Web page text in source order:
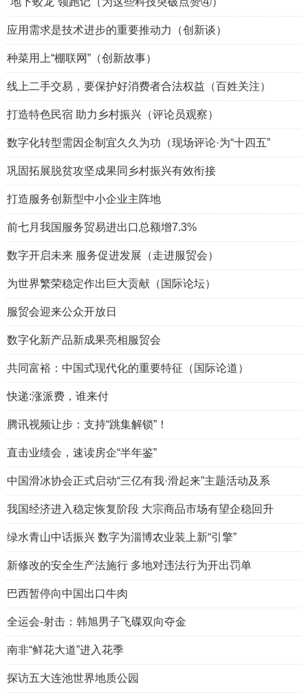
应用需求是技术进步的重要推动力（创新谈）
种菜用上“棚联网”（创新故事）
线上二手交易，要保护好消费者合法权益（百姓关注）
打造特色民宿 助力乡村振兴（评论员观察）
数字化转型需因企制宜久久为功（现场评论·为“十四五”
巩固拓展脱贫攻坚成果同乡村振兴有效衔接
打造服务创新型中小企业主阵地
前七月我国服务贸易进出口总额增7.3%
数字开启未来 服务促进发展（走进服贸会）
为世界繁荣稳定作出巨大贡献（国际论坛）
服贸会迎来公众开放日
数字化新产品新成果亮相服贸会
共同富裕：中国式现代化的重要特征（国际论道）
快递:涨派费，谁来付
腾讯视频让步：支持“跳集解锁”！
直击业绩会，速读房企“半年鉴”
中国滑冰协会正式启动“三亿有我·滑起来”主题活动及系
我国经济进入稳定恢复阶段 大宗商品市场有望企稳回升
绿水青山中话振兴 数字为淄博农业装上新“引擎”
新修改的安全生产法施行 多地对违法行为开出罚单
巴西暂停向中国出口牛肉
全运会-射击：韩旭男子飞碟双向夺金
南非“鲜花大道”进入花季
探访五大连池世界地质公园